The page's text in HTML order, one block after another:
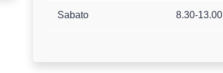
Sabato 8.30-13.00